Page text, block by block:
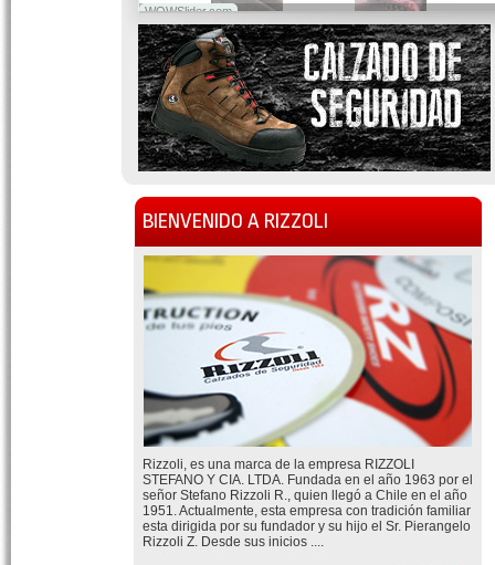
WOWSlider.com
BIENVENIDO A RIZZOLI
Rizzoli, es una marca de la empresa RIZZOLI
STEFANO Y CIA. LTDA. Fundada en el año 1963 por el
señor Stefano Rizzoli R., quien llegó a Chile en el año
1951. Actualmente, esta empresa con tradición familiar
esta dirigida por su fundador y su hijo el Sr. Pierangelo
Rizzoli Z. Desde sus inicios ....